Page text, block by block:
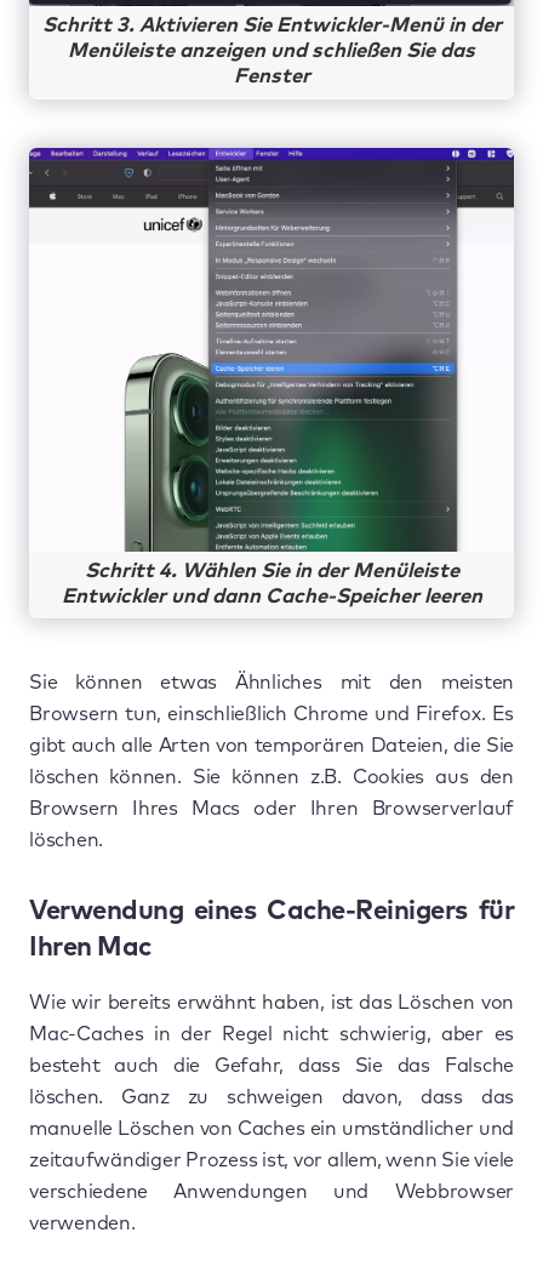
Schritt 3. Aktivieren Sie Entwickler-Menü in der
Menüleiste anzeigen und schließen Sie das
Fenster
Schritt 4. Wählen Sie in der Menüleiste
Entwickler und dann Cache-Speicher leeren
Sie können etwas Ähnliches mit den meisten
Browsern tun, einschließlich Chrome und Firefox. Es
gibt auch alle Arten von temporären Dateien, die Sie
löschen können. Sie können z.B. Cookies aus den
Browsern Ihres Macs oder Ihren Browserverlauf
löschen.
Verwendung eines Cache-Reinigers für
Ihren Mac
Wie wir bereits erwähnt haben, ist das Löschen von
Mac-Caches in der Regel nicht schwierig, aber es
besteht auch die Gefahr, dass Sie das Falsche
löschen. Ganz zu schweigen davon, dass das
manuelle Löschen von Caches ein umständlicher und
zeitaufwändiger Prozess ist, vor allem, wenn Sie viele
verschiedene Anwendungen und Webbrowser
verwenden.